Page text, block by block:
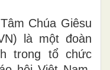
Chúa Giêsu
là một đoàn
trong tổ chức